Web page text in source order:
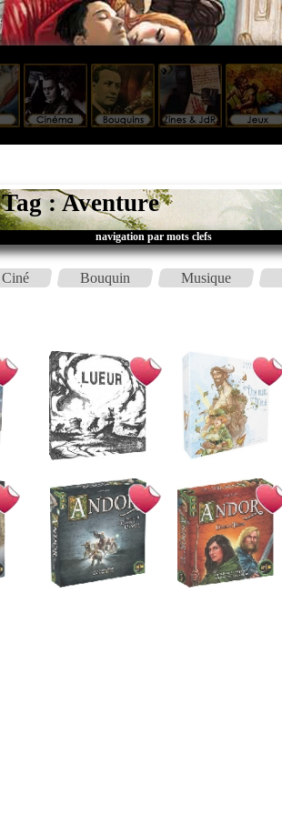
Tag : Aventure
navigation par mots clefs
Ciné Bouquin Musique